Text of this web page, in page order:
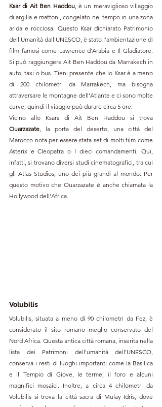
Ksar di Ait Ben Haddou, è un meraviglioso villaggio
di argilla e mattoni, congelato nel tempo in una zona
arida e rocciosa. Questo Ksar dichiarato Patrimonio
dell'Umanità dall'UNESCO, è stato l'ambientazione di
film famosi come Lawrence d'Arabia e Il Gladiatore.
Si può raggiungere Ait Ben Haddou da Marrakech in
auto, taxi o bus. Tieni presente che lo Ksar è a meno
di 200 chilometri da Marrakech, ma bisogna
attraversare le montagne dell'Atlante e ci sono molte
curve, quindi il viaggio può durare circa 5 ore.
Ouarzazate , la porta del deserto, una città del
Marocco nota per essere stata set di molti film come
Asterix e Cleopatra o I dieci comandamenti. Qui,
infatti, si trovano diversi studi cinematografici, tra cui
gli Atlas Studios, uno dei più grandi al mondo. Per
questo motivo che Ouarzazate è anche chiamata la
Hollywood dell'Africa.
Volubilis
Volubilis, situata a meno di 90 chilometri da Fez, è
considerato il sito romano meglio conservato del
Nord Africa. Questa antica città romana, inserita nella
lista dei Patrimoni dell'umanità dell'UNESCO,
conserva i resti di luoghi importanti come la Basilica
e il Tempio di Giove, le terme, il foro e alcuni
magnifici mosaici. Inoltre, a circa 4 chilometri da
Volubilis si trova la città sacra di Mulay Idrís, dove